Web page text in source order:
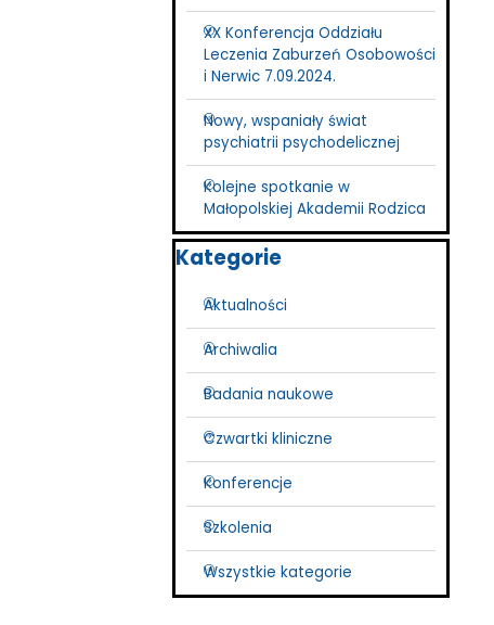
XX Konferencja Oddziału
Leczenia Zaburzeń Osobowości
i Nerwic 7.09.2024.
Nowy, wspaniały świat
psychiatrii psychodelicznej
Kolejne spotkanie w
Małopolskiej Akademii Rodzica
Pomiń blok Kategorie
Kategorie
Aktualności
Archiwalia
Badania naukowe
Czwartki kliniczne
Konferencje
Szkolenia
Wszystkie kategorie